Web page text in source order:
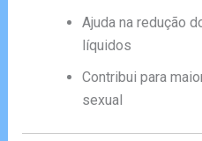
Ajuda na redução
líquidos
Contribui para
sexual